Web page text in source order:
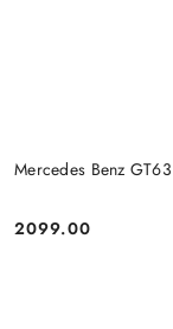
Mercedes Benz
Cena:
2099.00